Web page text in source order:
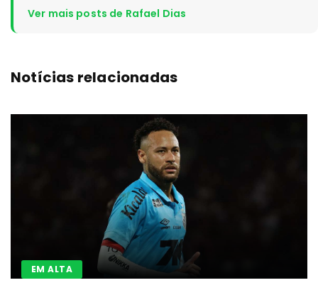
Ver mais posts de Rafael Dias
Notícias relacionadas
EM ALTA